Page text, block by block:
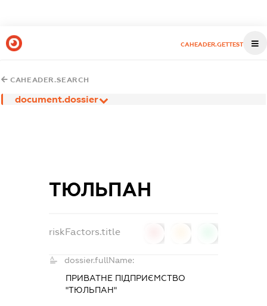
CAHEADER.GETTEST
CAHEADER.SEARCH
document.dossier
ТЮЛЬПАН
riskFactors.title
dossier.fullName:
ПРИВАТНЕ ПІДПРИЄМСТВО
"ТЮЛЬПАН"